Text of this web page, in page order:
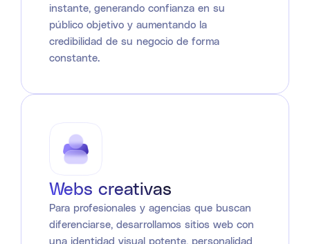
instante, generando confianza en su
público objetivo y aumentando la
credibilidad de su negocio de forma
constante.
Webs creativas
Para profesionales y agencias que buscan
diferenciarse, desarrollamos sitios web con
una identidad visual potente, personalidad